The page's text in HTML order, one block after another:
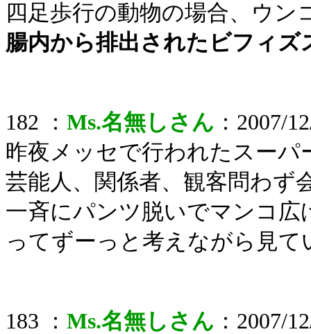
四足歩行の動物の場合、ウ
腸内から排出されたビフィ
182 ： Ms.名無しさん ：2007/
昨夜メッセで行われたスーパ
芸能人、関係者、観客問わず
一斉にパンツ脱いでマンコ
ってずーっと考えながら見て
183 ： Ms.名無しさん ：2007/